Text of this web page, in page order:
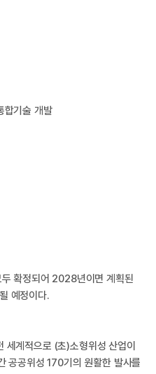
합기술 개발
확정되어 2028년이면 계획된
예정이다.
계적으로 (초)소형위성 산업이
공공위성 170기의 원활한 발사를